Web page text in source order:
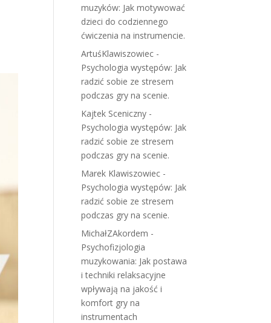
muzyków: Jak motywować
dzieci do codziennego
ćwiczenia na instrumencie.
ArtuśKlawiszowiec -
Psychologia występów: Jak
radzić sobie ze stresem
podczas gry na scenie.
Kajtek Sceniczny -
Psychologia występów: Jak
radzić sobie ze stresem
podczas gry na scenie.
Marek Klawiszowiec -
Psychologia występów: Jak
radzić sobie ze stresem
podczas gry na scenie.
MichałZAkordem -
Psychofizjologia
muzykowania: Jak postawa
i techniki relaksacyjne
wpływają na jakość i
komfort gry na
instrumentach